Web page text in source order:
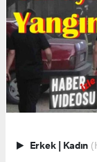
Erkek | Kadın